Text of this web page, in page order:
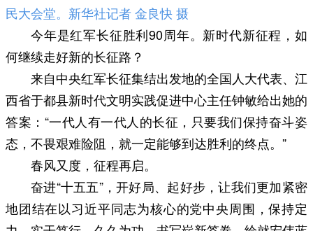
民大会堂。新华社记者 金良快 摄
今年是红军长征胜利90周年。新时代新征程，如
何继续走好新的长征路？
来自中央红军长征集结出发地的全国人大代表、江
西省于都县新时代文明实践促进中心主任钟敏给出她的
答案：“一代人有一代人的长征，只要我们保持奋斗姿
态，不畏艰难险阻，就一定能够到达胜利的终点。”
春风又度，征程再启。
奋进“十五五”，开好局、起好步，让我们更加紧密
地团结在以习近平同志为核心的党中央周围，保持定